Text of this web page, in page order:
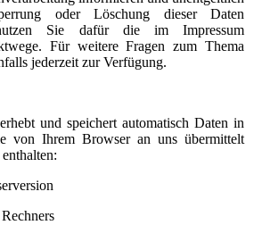
oder Löschung dieser Daten
Sie dafür die im Impressum
Für weitere Fragen zum Thema
jederzeit zur Verfügung.
und speichert automatisch Daten in
von Ihrem Browser an uns übermittelt